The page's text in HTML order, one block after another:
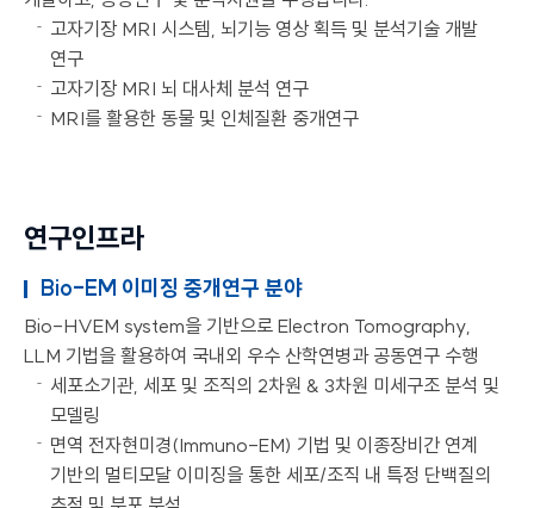
고자기장 MRI 시스템, 뇌기능 영상 획득 및 분석기술 개발
연구
고자기장 MRI 뇌 대사체 분석 연구
MRI를 활용한 동물 및 인체질환 중개연구
연구인프라
Bio-EM 이미징 중개연구 분야
Bio-HVEM system을 기반으로 Electron Tomography,
LLM 기법을 활용하여 국내외 우수 산학연병과 공동연구 수행
세포소기관, 세포 및 조직의 2차원 & 3차원 미세구조 분석 및
모델링
면역 전자현미경(Immuno-EM) 기법 및 이종장비간 연계
기반의 멀티모달 이미징을 통한 세포/조직 내 특정 단백질의